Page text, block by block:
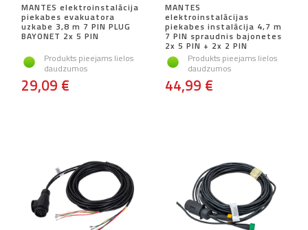
MANTES elektroinstalācija
piekabes evakuatora
uzkabe 3,8 m 7 PIN PLUG
BAYONET 2x 5 PIN
Produkts pieejams lielos
daudzumos
29,09 €
MANTES
elektroinstalācijas
piekabes instalācija 4,7 m
7 PIN spraudnis bajonetes
2x 5 PIN + 2x 2 PIN
Produkts pieejams lielos
daudzumos
44,99 €